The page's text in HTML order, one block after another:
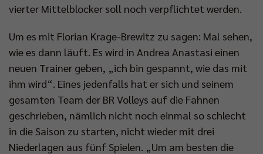
vierter Mittelblocker soll noch verpflichtet werden.
Um es mit Florian Krage-Brewitz zu sagen: Mal sehen,
wie es dann läuft. Es wird in Andrea Anastasi einen
neuen Trainer geben, „ich bin gespannt, wie das mit
ihm wird“. Eines jedenfalls hat er sich und seinem
gesamten Team der BR Volleys auf die Fahnen
geschrieben, nämlich nicht noch einmal so schlecht
in die Saison zu starten, nicht wieder mit drei
Niederlagen aus fünf Spielen. „Um am besten die